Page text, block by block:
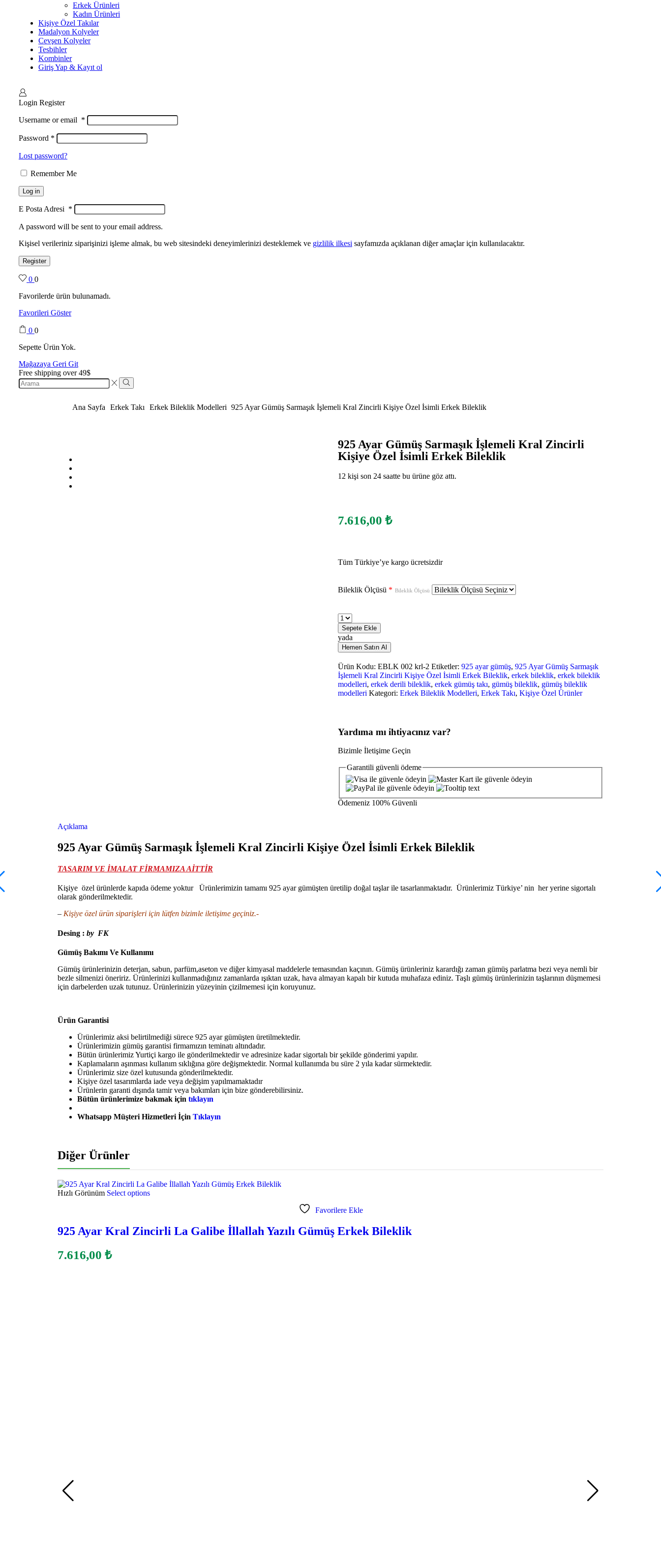
Erkek Ürünleri
Kadın Ürünleri
Kişiye Özel Takılar
Madalyon Kolyeler
Cevşen Kolyeler
Tesbihler
Kombinler
Giriş Yap & Kayıt ol
Login Register
Username or email *
Password *
Lost password?
Remember Me
Log in
E Posta Adresi *
A password will be sent to your email address.
Kişisel verileriniz siparişinizi işleme almak, bu web sitesindeki deneyimlerinizi desteklemek ve gizlilik ilkesi sayfamızda açıklanan diğer amaçlar için kullanılacaktır.
Register
0 0
Favorilerde ürün bulunamadı.
Favorileri Göster
0 0
Sepette Ürün Yok.
Mağazaya Geri Git
Free shipping over 49$
Ana Sayfa Erkek Takı Erkek Bileklik Modelleri 925 Ayar Gümüş Sarmaşık İşlemeli Kral Zincirli Kişiye Özel İsimli Erkek Bileklik
925 Ayar Gümüş Sarmaşık İşlemeli Kral Zincirli
Kişiye Özel İsimli Erkek Bileklik
12 kişi son 24 saatte bu ürüne göz attı.
7.616,00 ₺
Tüm Türkiye’ye kargo ücretsizdir
Bileklik Ölçüsü * Bileklik Ölçüsü
Sepete Ekle
yada
Hemen Satın Al
Ürün Kodu: EBLK 002 krl-2 Etiketler: 925 ayar gümüş, 925 Ayar Gümüş Sarmaşık
İşlemeli Kral Zincirli Kişiye Özel İsimli Erkek Bileklik, erkek bileklik, erkek bileklik
modelleri, erkek derili bileklik, erkek gümüş takı, gümüş bileklik, gümüş bileklik
modelleri Kategori: Erkek Bileklik Modelleri, Erkek Takı, Kişiye Özel Ürünler
Yardıma mı ihtiyacınız var?
Bizimle İletişime Geçin
Garantili güvenli ödeme
Ödemeniz 100% Güvenli
Açıklama
925 Ayar Gümüş Sarmaşık İşlemeli Kral Zincirli Kişiye Özel İsimli Erkek Bileklik
TASARIM VE İMALAT FİRMAMIZA AİTTİR
Kişiye özel ürünlerde kapıda ödeme yoktur Ürünlerimizin tamamı 925 ayar gümüşten üretilip doğal taşlar ile tasarlanmaktadır. Ürünlerimiz Türkiye’ nin her yerine sigortalı
olarak gönderilmektedir.
– Kişiye özel ürün siparişleri için lütfen bizimle iletişime geçiniz.-
Desing : by FK
Gümüş Bakımı Ve Kullanımı
Gümüş ürünlerinizin deterjan, sabun, parfüm,aseton ve diğer kimyasal maddelerle temasından kaçının. Gümüş ürünleriniz karardığı zaman gümüş parlatma bezi veya nemli bir
bezle silmenizi öneririz. Ürünlerinizi kullanmadığınız zamanlarda ışıktan uzak, hava almayan kapalı bir kutuda muhafaza ediniz. Taşlı gümüş ürünlerinizin taşlarının düşmemesi
için darbelerden uzak tutunuz. Ürünlerinizin yüzeyinin çizilmemesi için koruyunuz.
Ürün Garantisi
Ürünlerimiz aksi belirtilmediği sürece 925 ayar gümüşten üretilmektedir.
Ürünlerimizin gümüş garantisi firmamızın teminatı altındadır.
Bütün ürünlerimiz Yurtiçi kargo ile gönderilmektedir ve adresinize kadar sigortalı bir şekilde gönderimi yapılır.
Kaplamaların aşınması kullanım sıklığına göre değişmektedir. Normal kullanımda bu süre 2 yıla kadar sürmektedir.
Ürünlerimiz size özel kutusunda gönderilmektedir.
Kişiye özel tasarımlarda iade veya değişim yapılmamaktadır
Ürünlerin garanti dışında tamir veya bakımları için bize gönderebilirsiniz.
Bütün ürünlerimize bakmak için tıklayın
Whatsapp Müşteri Hizmetleri İçin Tıklayın
Diğer Ürünler
Hızlı Görünüm Select options
Favorilere Ekle
925 Ayar Kral Zincirli La Galibe İllallah Yazılı Gümüş Erkek Bileklik
7.616,00 ₺